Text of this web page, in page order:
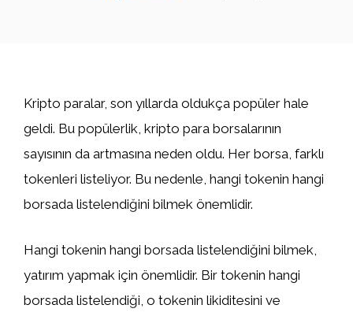
Kripto paralar, son yıllarda oldukça popüler hale
geldi. Bu popülerlik, kripto para borsalarının
sayısının da artmasına neden oldu. Her borsa, farklı
tokenleri listeliyor. Bu nedenle, hangi tokenin hangi
borsada listelendiğini bilmek önemlidir.
Hangi tokenin hangi borsada listelendiğini bilmek,
yatırım yapmak için önemlidir. Bir tokenin hangi
borsada listelendiği, o tokenin likiditesini ve